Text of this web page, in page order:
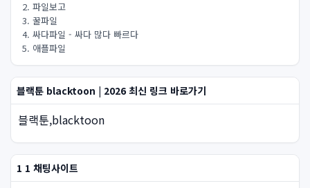
2. 파일보고
3. 꿀파일
4. 싸다파일 - 싸다 많다 빠르다
5. 애플파일
블랙툰 blacktoon | 2026 최신 링크 바로가기
블랙툰,blacktoon
1 1 채팅사이트